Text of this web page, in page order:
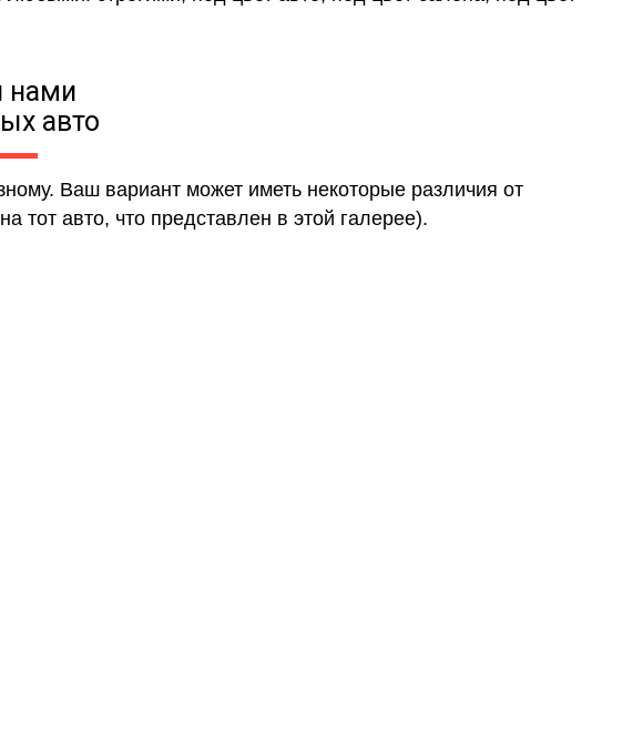
нами
авто
Ваш вариант может иметь некоторые различия от
тот авто, что представлен в этой галерее).